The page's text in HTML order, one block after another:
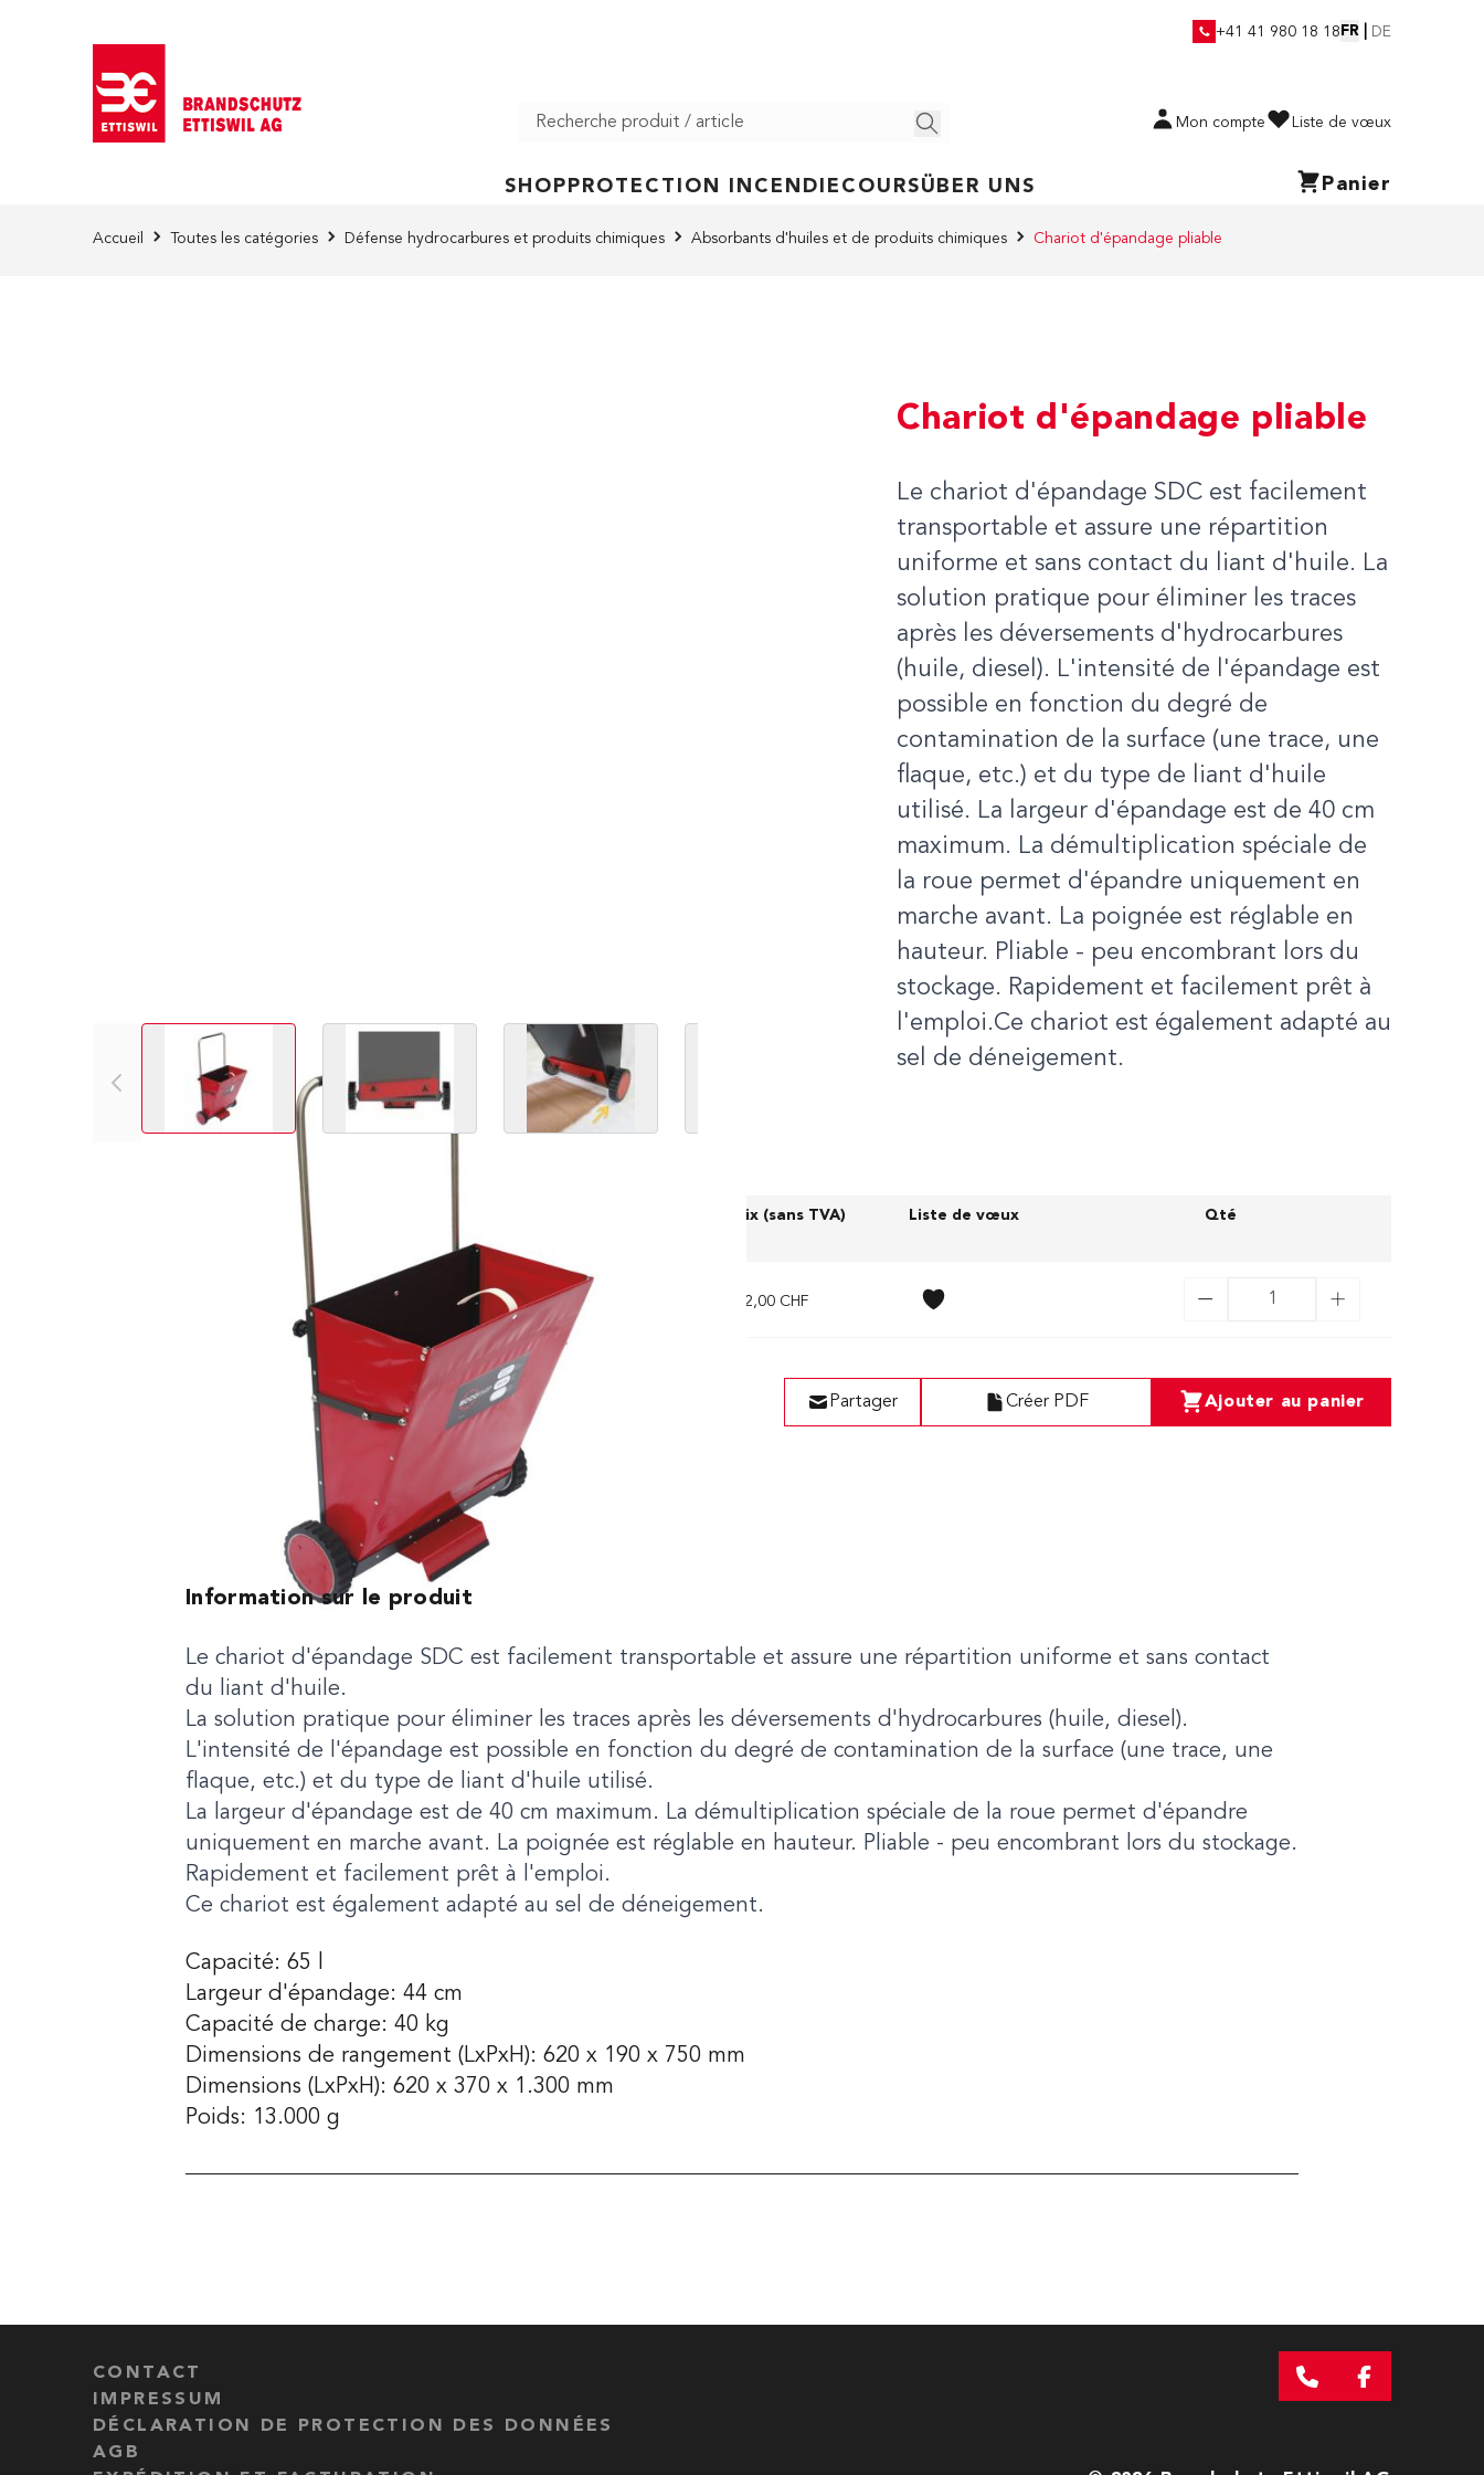
+41 41 980 18 18 FR DE
Mon compte Liste de vœux
SHOP PROTECTION INCENDIE COURSÜBER UNS Panier
Accueil Toutes les catégories Défense hydrocarbures et produits chimiques Absorbants d'huiles et de produits chimiques Chariot d'épandage pliable
View larger image View larger image View larger image View larger image View larger image View larger image
Chariot d'épandage pliable
Le chariot d'épandage SDC est facilement
transportable et assure une répartition
uniforme et sans contact du liant d'huile. La
solution pratique pour éliminer les traces
après les déversements d'hydrocarbures
(huile, diesel). L'intensité de l'épandage est
possible en fonction du degré de
contamination de la surface (une trace, une
flaque, etc.) et du type de liant d'huile
utilisé. La largeur d'épandage est de 40 cm
maximum. La démultiplication spéciale de
la roue permet d'épandre uniquement en
marche avant. La poignée est réglable en
hauteur. Pliable - peu encombrant lors du
stockage. Rapidement et facilement prêt à
l'emploi.Ce chariot est également adapté au
sel de déneigement.
Poids (kg) Prix (sans TVA) Liste de vœux Qté
620 x 190 x 750 982,00 CHF
Ajouter au panier
Créer PDF
Partager
Information sur le produit
Le chariot d'épandage SDC est facilement transportable et assure une répartition uniforme et sans contact
du liant d'huile.
La solution pratique pour éliminer les traces après les déversements d'hydrocarbures (huile, diesel).
L'intensité de l'épandage est possible en fonction du degré de contamination de la surface (une trace, une
flaque, etc.) et du type de liant d'huile utilisé.
La largeur d'épandage est de 40 cm maximum. La démultiplication spéciale de la roue permet d'épandre
uniquement en marche avant. La poignée est réglable en hauteur. Pliable - peu encombrant lors du stockage.
Rapidement et facilement prêt à l'emploi.
Ce chariot est également adapté au sel de déneigement.
Capacité: 65 l
Largeur d'épandage: 44 cm
Capacité de charge: 40 kg
Dimensions de rangement (LxPxH): 620 x 190 x 750 mm
Dimensions (LxPxH): 620 x 370 x 1.300 mm
Poids: 13.000 g
CONTACT
IMPRESSUM
DÉCLARATION DE PROTECTION DES DONNÉES
AGB